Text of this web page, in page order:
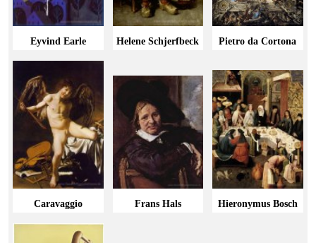
Eyvind Earle Helene Schjerfbeck Pietro da Cortona
Caravaggio Frans Hals Hieronymus Bosch